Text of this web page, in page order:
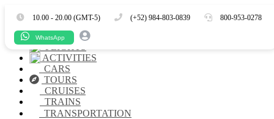
10.00 - 20.00 (GMT-5) (+52) 984-803-0839 800-953-0278
WhatsApp
Es En
HOTELS
FLIGHTS
ACTIVITIES
CARS
TOURS
CRUISES
TRAINS
TRANSPORTATION